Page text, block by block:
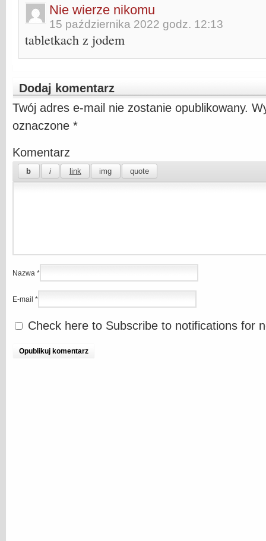
Nie wierze nikomu
15 października 2022 godz. 12:13
tabletkach z jodem
Dodaj komentarz
Twój adres e-mail nie zostanie opublikowany.
oznaczone *
Komentarz
Nazwa *
E-mail *
Check here to Subscribe to notifications for